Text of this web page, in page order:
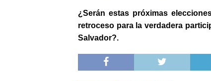
¿Serán estas próximas
retroceso para la verdadera
Salvador?.